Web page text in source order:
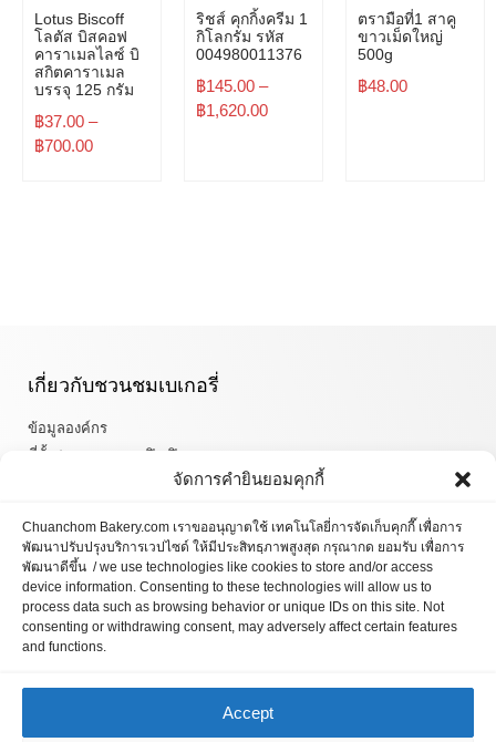
จัดการคำยินยอมคุกกี้
พัฒนาปรับปรุงบริการเวปไซด์ ให้มีประสิทธฺภาพสูงสุด กรุณากด ยอมรับ เพื่อการ
พัฒนาดีขึ้น / we use technologies like cookies to store and/or access
device information. Consenting to these technologies will allow us to
process data such as browsing behavior or unique IDs on this site. Not
consenting or withdrawing consent, may adversely affect certain features
and functions.
Accept
Lotus Biscoff
โลตัส บิสคอฟ
คาราเมลไลซ์ บิ
สกิตคาราเมล
บรรจุ 125 กรัม
฿37.00 –
฿700.00
ริชส์ คุกกิ้งครีม 1
กิโลกรัม รหัส
004980011376
฿145.00 –
฿1,620.00
ตรามือที่1 สาคู
ขาวเม็ดใหญ่
500g
฿48.00
เกี่ยวกับชวนชมเบเกอรี่
ข้อมูลองค์กร
ที่ตั้งสาขาและเวลาเปิด-ปิด
เกี่ยวกับช้อป ออนไลน์
เงื่อนไขการรับประกันและคืนสินค้า
วิธีการสั่งซื้อ
คำถามที่พบบ่อย